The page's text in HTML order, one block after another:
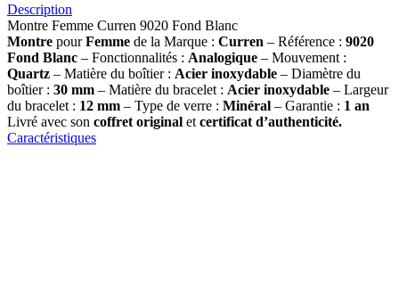
Description
Montre Femme Curren 9020 Fond Blanc
Montre pourFemme de la Marque : Curren – Référence : 9020
Fond Blanc – Fonctionnalités : Analogique – Mouvement :
Quartz – Matière du boîtier : Acier inoxydable – Diamètre du
boîtier : 30 mm – Matière du bracelet : Acier inoxydable – Largeur
du bracelet : 12 mm – Type de verre : Minéral – Garantie : 1 an
Livré avec son coffret original et certificat d’authenticité.
Caractéristiques